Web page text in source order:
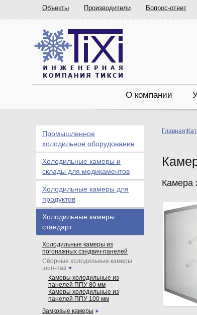
Объекты Производители Вопрос-ответ
О компании
Главная
Камера
Промышленное
холодильное оборудование
Холодильные камеры и
склады для медикаментов
Холодильные камеры для
продуктов
Холодильные камеры
стандарт
Холодильные камеры из
погонажных сэндвич-панелей
Сборные холодильные камеры
шип-паз
Камеры холодильные из
панелей ППУ 80 мм
Камеры холодильные из
панелей ППУ 100 мм
Замковые камеры